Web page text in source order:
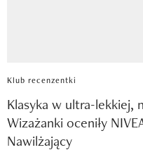
Klub recenzentki
Klasyka w ultra-lekkiej,
Wizażanki oceniły
Nawilżający